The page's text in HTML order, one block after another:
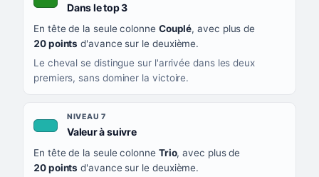
Dans le top 3, couleur verte
En tête de la seule colonne Couplé, avec plus de
20 points d'avance sur le deuxième.
Le cheval se distingue sur l'arrivée dans les deux
premiers, sans dominer la victoire.
NIVEAU 7
Valeur à suivre, couleur turquoise
En tête de la seule colonne Trio, avec plus de
20 points d'avance sur le deuxième.